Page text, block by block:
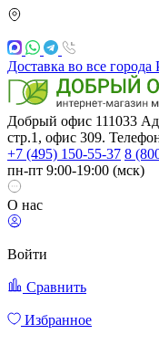
Доставка во все
Добрый офис 111033
стр.1, офис 309.
+7 (495) 150-55-37 8
пн-пт 9:00-19:00 (мск)
О нас
Войти
Сравнить
Избранное